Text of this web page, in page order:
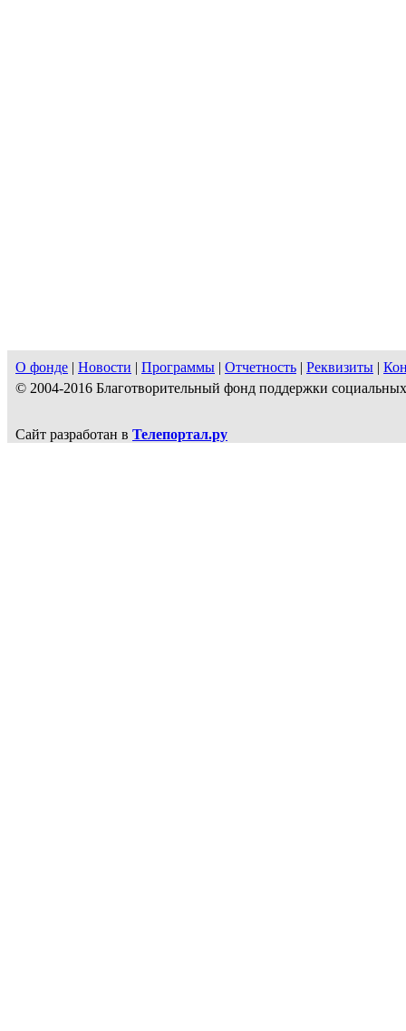
О фонде | Новости | Программы | Отчетность | Реквизиты |
© 2004-2016 Благотворительный фонд поддержки
Сайт разработан в Телепортал.ру